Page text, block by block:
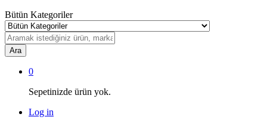
Bütün Kategoriler
Ara
0
Sepetinizde ürün yok.
Log in